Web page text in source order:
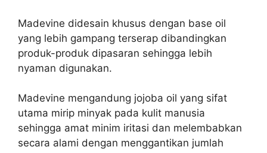
Madevine didesain khusus dengan base oil
yang lebih gampang terserap dibandingkan
produk-produk dipasaran sehingga lebih
nyaman digunakan.
Madevine mengandung jojoba oil yang sifat
utama mirip minyak pada kulit manusia
sehingga amat minim iritasi dan melembabkan
secara alami dengan menggantikan jumlah